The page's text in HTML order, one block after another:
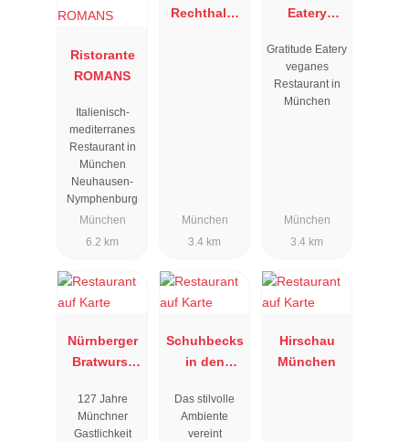
Ristorante
ROMANS
Italienisch-
mediterranes
Restaurant in
München
Neuhausen-
Nymphenburg
München
6.2 km
Rechthaler
München
3.4 km
Eatery
Gratitude Eatery
veganes
Restaurant in
München
München
3.4 km
Nürnberger
Bratwurst
Dom
127 Jahre
Münchner
Gastlichkeit
Schuhbecks
in den
Stuben
Das stilvolle
Ambiente
vereint
Hirschau
München